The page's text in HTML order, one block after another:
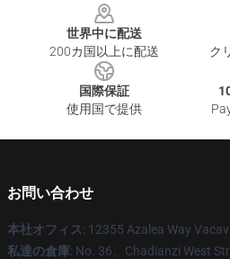
世界中に配送
200カ国以上に配送
ク
国際保証
使用国で提供
お問い合わせ
本社オフィス: 12355 Azalea Way
私達の倉庫: No. 36、Chadianzi West